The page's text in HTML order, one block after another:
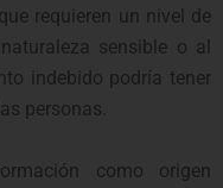
requieren un nivel de
sensible o al
indebido podría tener
personas.
como origen